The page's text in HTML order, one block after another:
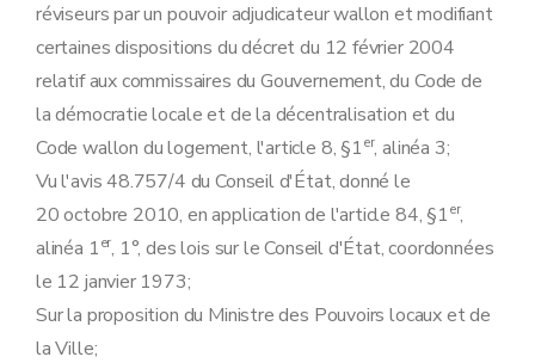
réviseurs par un pouvoir adjudicateur wallon et modifiant
certaines dispositions du décret du 12 février 2004
relatif aux commissaires du Gouvernement, du Code de
la démocratie locale et de la décentralisation et du
Code wallon du logement, l'article 8, §1er, alinéa 3;
Vu l'avis 48.757/4 du Conseil d'État, donné le
20 octobre 2010, en application de l'article 84, §1er,
alinéa 1er, 1°, des lois sur le Conseil d'État, coordonnées
le 12 janvier 1973;
Sur la proposition du Ministre des Pouvoirs locaux et de
la Ville;